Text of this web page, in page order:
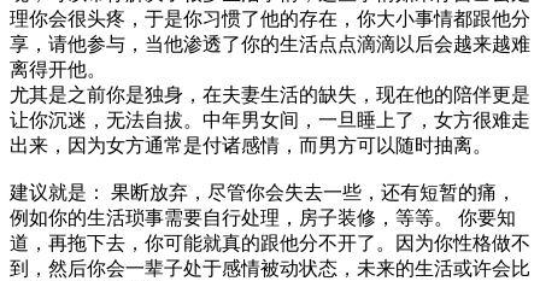
理你会很头疼，于是你习惯了他的存在，你大小事情都跟他分
享，请他参与，当他渗透了你的生活点点滴滴以后会越来越难
离得开他。
尤其是之前你是独身，在夫妻生活的缺失，现在他的陪伴更是
让你沉迷，无法自拔。中年男女间，一旦睡上了，女方很难走
出来，因为女方通常是付诸感情，而男方可以随时抽离。
建议就是： 果断放弃，尽管你会失去一些，还有短暂的痛，
例如你的生活琐事需要自行处理，房子装修，等等。 你要知
道，再拖下去，你可能就真的跟他分不开了。因为你性格做不
到，然后你会一辈子处于感情被动状态，未来的生活或许会比